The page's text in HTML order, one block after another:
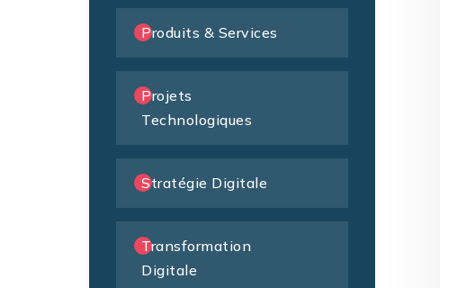
Produits & Services
Projets
Technologiques
Stratégie Digitale
Transformation
Digitale